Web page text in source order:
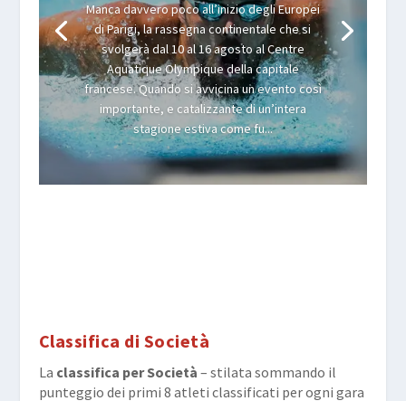
Manca davvero poco all’inizio degli Europei
di Parigi, la rassegna continentale che si
svolgerà dal 10 al 16 agosto al Centre
Aquatique Olympique della capitale
francese. Quando si avvicina un evento così
importante, e catalizzante di un’intera
stagione estiva come fu...
Classifica di Società
La classifica per Società – stilata sommando il
punteggio dei primi 8 atleti classificati per ogni gara